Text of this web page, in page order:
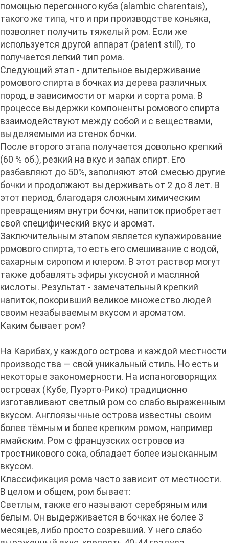
помощью перегонного куба (alambic charentais),
такого же типа, что и при производстве коньяка,
позволяет получить тяжелый ром. Если же
используется другой аппарат (patent still), то
получается легкий тип рома.
Следующий этап - длительное выдерживание
ромового спирта в бочках из дерева различных
пород, в зависимости от марки и сорта рома. В
процессе выдержки компоненты ромового спирта
взаимодействуют между собой и с веществами,
выделяемыми из стенок бочки.
После второго этапа получается довольно крепкий
(60 % об.), резкий на вкус и запах спирт. Его
разбавляют до 50%, заполняют этой смесью другие
бочки и продолжают выдерживать от 2 до 8 лет. В
этот период, благодаря сложным химическим
превращениям внутри бочки, напиток приобретает
свой специфический вкус и аромат.
Заключительным этапом является купажирование
ромового спирта, то есть его смешивание с водой,
сахарным сиропом и клером. В этот раствор могут
также добавлять эфиры уксусной и масляной
кислоты. Результат - замечательный крепкий
напиток, покоривший великое множество людей
своим незабываемым вкусом и ароматом.
Каким бывает ром?
На Карибах, у каждого острова и каждой местности
производства — свой уникальный стиль. Но есть и
некоторые закономерности. На испаноговорящих
островах (Кубе, Пуэрто-Рико) традиционно
изготавливают светлый ром со слабо выраженным
вкусом. Англоязычные острова известны своим
более тёмным и более крепким ромом, например
ямайским. Ром с французских островов из
тростникового сока, обладает более изысканным
вкусом.
Классификация рома часто зависит от местности.
В целом и общем, ром бывает:
Светлым, также его называют серебряным или
белым. Он выдерживается в бочках не более 3
месяцев, либо просто созревший. У него слабо